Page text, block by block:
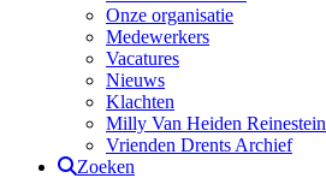
Onze organisatie
Medewerkers
Vacatures
Nieuws
Klachten
Milly Van Heiden Reinestein
Vrienden Drents Archief
Zoeken